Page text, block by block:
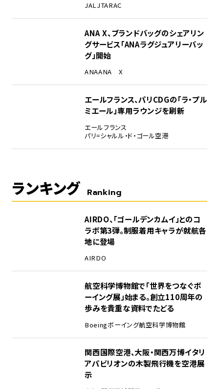
JALJTARAC
ANA X、ブランドバッグのシェアリン
グサービス「ANAラグジュアリーバッ
グ」開始
ANAANA X
エールフランス、パリCDGの「ラ・プル
ミエール」専用ラウンジを刷新
エールフランス
パリ=シャルル・ド・ゴール空港
ランキング Ranking
AIRDO、「ゴールデンカムイ」とのコ
ラボ第3弾。制服着用キャラが就航各
地に登場
AIRDO
航空科学博物館で「世界をつなぐボ
ーイング展」始まる。創立110周年の
歩みを貴重な資料でたどる
Boeingボーイング航空科学博物館
関西国際空港、大阪・関西万博イタリ
アパビリオンの木製飛行機を空港展
示